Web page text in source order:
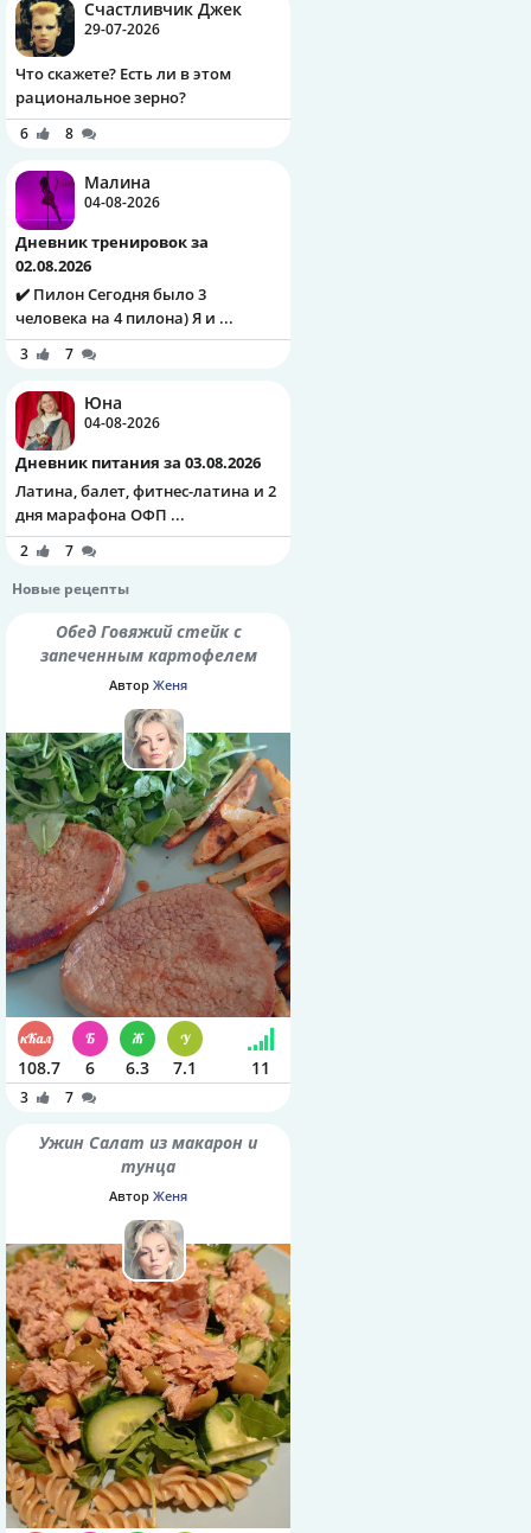
Счастливчик Джек
29-07-2026
Что скажете? Есть ли в этом
рациональное зерно?
6 8
Малина
04-08-2026
Дневник тренировок за
02.08.2026
✔️ Пилон Сегодня было 3
человека на 4 пилона) Я и ...
3 7
Юна
04-08-2026
Дневник питания за 03.08.2026
Латина, балет, фитнес-латина и 2
дня марафона ОФП ...
2
7
Новые рецепты
Обед Говяжий стейк с
запеченным картофелем
Автор Женя
108.7 6 6.3 7.1 11
3 7
Ужин Салат из макарон и
тунца
Автор Женя